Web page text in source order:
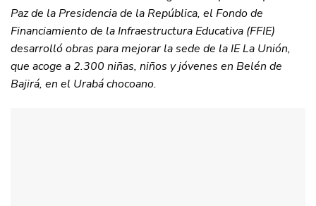
Paz de la Presidencia de la República, el Fondo de
Financiamiento de la Infraestructura Educativa (FFIE)
desarrolló obras para mejorar la sede de la IE La Unión,
que acoge a 2.300 niñas, niños y jóvenes en Belén de
Bajirá, en el Urabá chocoano.